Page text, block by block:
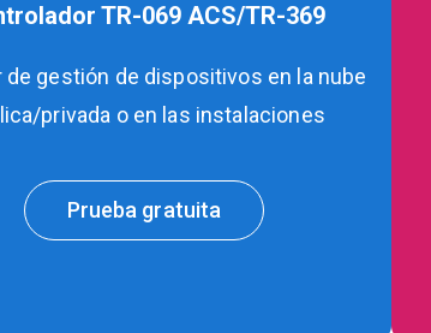
TR-069 ACS/TR-369
de gestión de dispositivos en la nube
privada o en las instalaciones
Prueba gratuita